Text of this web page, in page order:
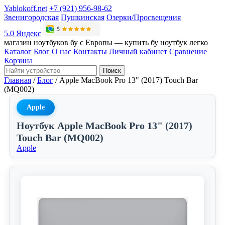
Yablokoff.net +7 (921) 956-98-62
Звенигородская Пушкинская Озерки/Просвещения
5.0 Яндекс
магазин ноутбуков бу с Европы — купить бу ноутбук легко
Каталог Блог О нас Контакты Личный кабинет Сравнение
Корзина
Поиск
Главная / Блог / Apple MacBook Pro 13" (2017) Touch Bar
(MQ002)
Apple
Ноутбук Apple MacBook Pro 13" (2017)
Touch Bar (MQ002)
Apple